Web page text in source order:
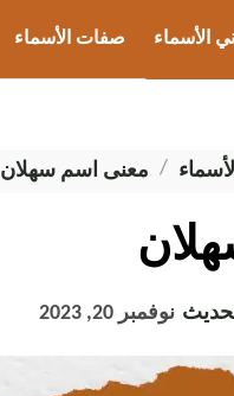
الأسماء صفات الأسماء
معنى اسم سهلان
نوفمبر 20, 2023